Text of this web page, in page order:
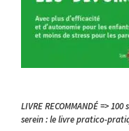
LIVRE RECOMMANDÉ =>
serein : le livre pratico-